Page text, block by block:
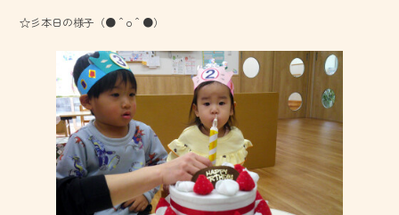
☆彡本日の様子（●＾o＾●）